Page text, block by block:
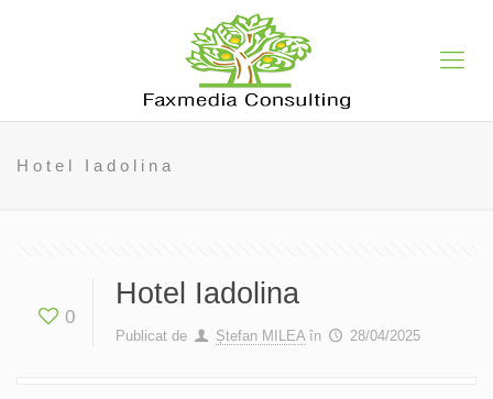
Hotel Iadolina
0
Hotel Iadolina
Publicat de Ștefan MILEA în 28/04/2025